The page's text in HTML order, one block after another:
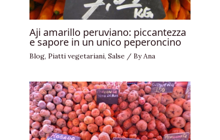
Aji amarillo peruviano: piccantezza
e sapore in un unico peperoncino
Blog, Piatti vegetariani, Salse / ByAna